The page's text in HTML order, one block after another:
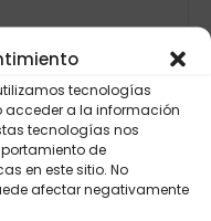
tecnologías
a la información
tecnologías nos
de
en este sitio. No
afectar negativamente